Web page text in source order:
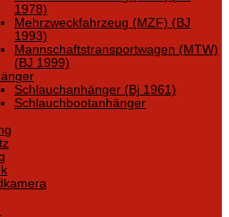
1978)
Mehrzweckfahrzeug (MZF) (BJ
1993)
Mannschaftstransportwagen (MTW)
(BJ 1999)
Schlauchanhänger (Bj 1961)
Schlauchbootanhänger